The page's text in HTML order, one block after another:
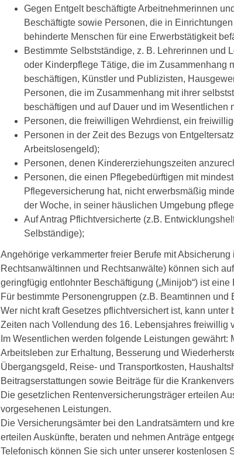
Gegen Entgelt beschäftigte Arbeitnehmerinnen
Beschäftigte sowie Personen, die in
behinderte Menschen für eine Erwerbstätigkeit
Bestimmte Selbstständige, z. B. Lehrerinnen und
oder Kinderpflege Tätige, die im Zusammenhang
beschäftigen, Künstler und Publizisten,
Personen, die im Zusammenhang mit ihrer
beschäftigen und auf Dauer und im Wesentlichen
Personen, die freiwilligen Wehrdienst, ein
Personen in der Zeit des Bezugs von
Arbeitslosengeld);
Personen, denen Kindererziehungszeiten
Personen, die einen Pflegebedürftigen mit
Pflegeversicherung hat, nicht erwerbsmäßig
der Woche, in seiner häuslichen Umgebung
Auf Antrag Pflichtversicherte (z.B.
Selbständige);
Angehörige verkammerter freier Berufe mit
Rechtsanwältinnen und Rechtsanwälte) können sich
geringfügig entlohnter Beschäftigung („Minijob“) ist
Für bestimmte Personengruppen (z.B. Beamtinnen
Wer nicht kraft Gesetzes pflichtversichert ist, kann
Zeiten nach Vollendung des 16. Lebensjahres freiwillig
Im Wesentlichen werden folgende Leistungen
Arbeitsleben zur Erhaltung, Besserung und
Übergangsgeld, Reise- und Transportkosten,
Beitragserstattungen sowie Beiträge für die
Die gesetzlichen Rentenversicherungsträger erteilen
vorgesehenen Leistungen.
Die Versicherungsämter bei den Landratsämtern und
erteilen Auskünfte, beraten und nehmen Anträge
Telefonisch können Sie sich unter unserer kostenlosen